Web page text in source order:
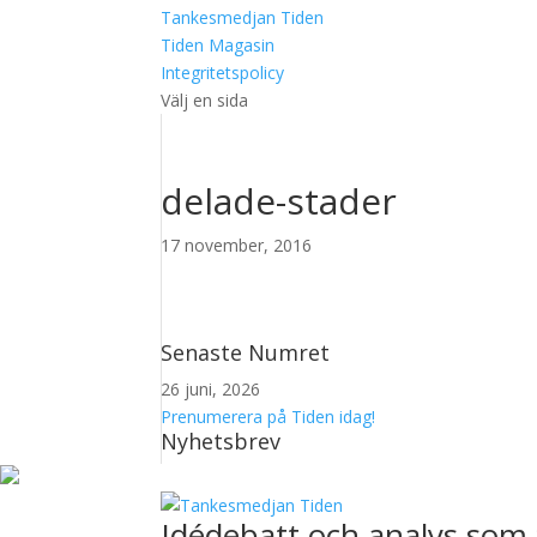
Tankesmedjan Tiden
Tiden Magasin
Integritetspolicy
Välj en sida
delade-stader
17 november, 2016
Senaste Numret
26 juni, 2026
Prenumerera på Tiden idag!
Nyhetsbrev